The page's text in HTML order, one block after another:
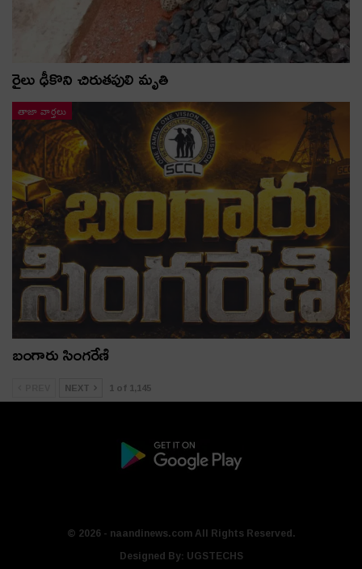
రైలు ఢీకొని చిరుతపులి మృతి
తాజా వార్తలు
బంగారు సింగరేణి
NEXT 1 of 1,145
© 2026 - naandinews.com All Rights Reserved.
Designed By: UGSTECHS